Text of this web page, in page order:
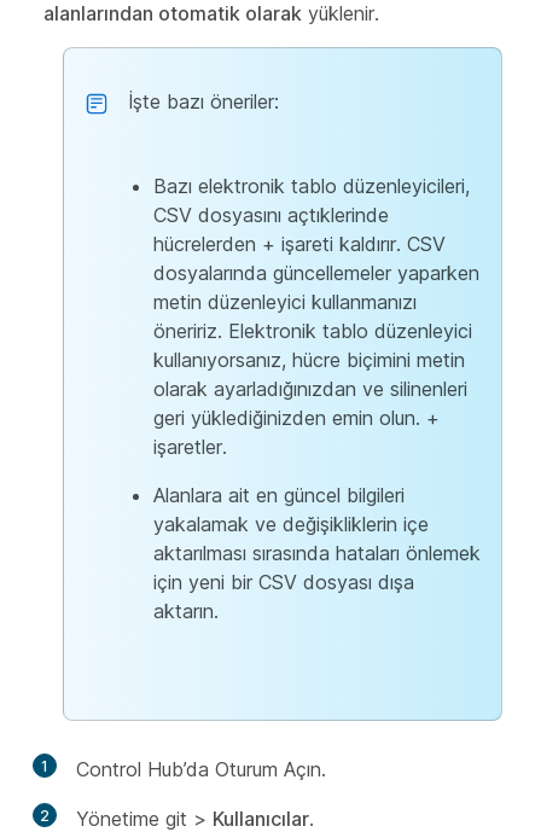
alanlarından otomatik olarak yüklenir.
İşte bazı öneriler:
Bazı elektronik tablo düzenleyicileri,
CSV dosyasını açtıklerinde
hücrelerden + işareti kaldırır. CSV
dosyalarında güncellemeler yaparken
metin düzenleyici kullanmanızı
öneririz. Elektronik tablo düzenleyici
kullanıyorsanız, hücre biçimini metin
olarak ayarladığınızdan ve silinenleri
geri yüklediğinizden emin olun. +
işaretler.
Alanlara ait en güncel bilgileri
yakalamak ve değişikliklerin içe
aktarılması sırasında hataları önlemek
için yeni bir CSV dosyası dışa
aktarın.
1 Control Hub’da Oturum Açın.
2 Yönetime git > Kullanıcılar.